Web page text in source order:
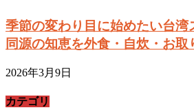
季節の変わり目に始めたい台湾
同源の知恵を外食・自炊・お取
2026年3月9日
カテゴリ